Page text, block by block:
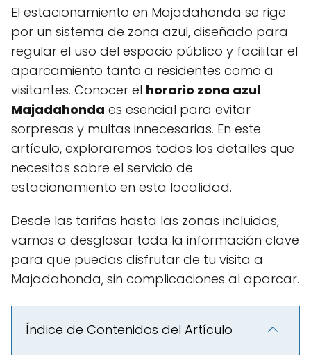
El estacionamiento en Majadahonda se rige
por un sistema de zona azul, diseñado para
regular el uso del espacio público y facilitar el
aparcamiento tanto a residentes como a
visitantes. Conocer el horario zona azul
Majadahonda es esencial para evitar
sorpresas y multas innecesarias. En este
artículo, exploraremos todos los detalles que
necesitas sobre el servicio de
estacionamiento en esta localidad.
Desde las tarifas hasta las zonas incluidas,
vamos a desglosar toda la información clave
para que puedas disfrutar de tu visita a
Majadahonda, sin complicaciones al aparcar.
Índice de Contenidos del Artículo